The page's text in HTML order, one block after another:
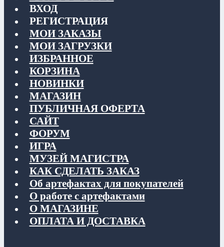
ВХОД
РЕГИСТРАЦИЯ
МОИ ЗАКАЗЫ
МОИ ЗАГРУЗКИ
ИЗБРАННОЕ
КОРЗИНА
НОВИНКИ
МАГАЗИН
ПУБЛИЧНАЯ ОФЕРТА
САЙТ
ФОРУМ
ИГРА
МУЗЕЙ МАГИСТРА
КАК СДЕЛАТЬ ЗАКАЗ
Об артефактах для покупателей
О работе с артефактами
О МАГАЗИНЕ
ОПЛАТА И ДОСТАВКА